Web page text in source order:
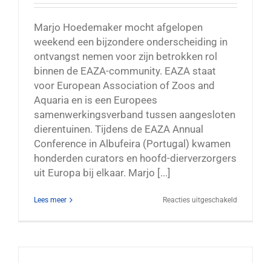
Marjo Hoedemaker mocht afgelopen
weekend een bijzondere onderscheiding in
ontvangst nemen voor zijn betrokken rol
binnen de EAZA-community. EAZA staat
voor European Association of Zoos and
Aquaria en is een Europees
samenwerkingsverband tussen aangesloten
dierentuinen. Tijdens de EAZA Annual
Conference in Albufeira (Portugal) kwamen
honderden curators en hoofd-dierverzorgers
uit Europa bij elkaar. Marjo [...]
Lees meer Reacties uitgeschakeld